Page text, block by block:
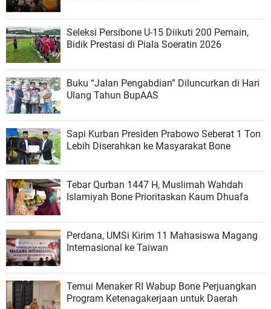
Seleksi Persibone U-15 Diikuti 200 Pemain,
Bidik Prestasi di Piala Soeratin 2026
Buku “Jalan Pengabdian” Diluncurkan di Hari
Ulang Tahun BupAAS
Sapi Kurban Presiden Prabowo Seberat 1 Ton
Lebih Diserahkan ke Masyarakat Bone
Tebar Qurban 1447 H, Muslimah Wahdah
Islamiyah Bone Prioritaskan Kaum Dhuafa
Perdana, UMSi Kirim 11 Mahasiswa Magang
Internasional ke Taiwan
Temui Menaker RI Wabup Bone Perjuangkan
Program Ketenagakerjaan untuk Daerah